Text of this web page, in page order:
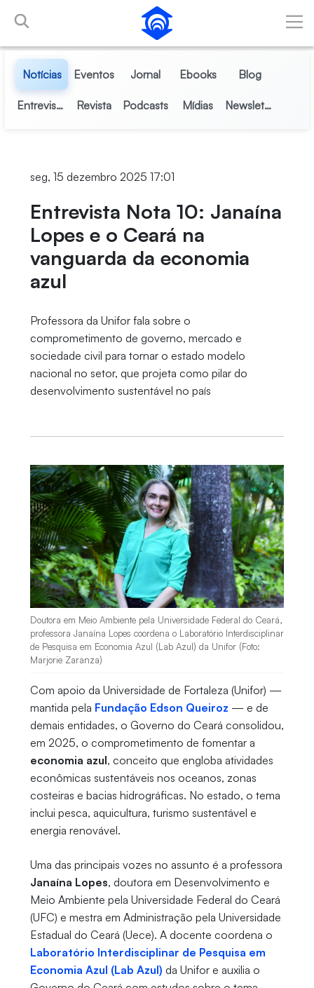
Pular para o Conteúdo principal
Notícias Eventos Jornal Ebooks Blog
Entrevistas Revista Podcasts Mídias Newsletter
seg, 15 dezembro 2025 17:01
Entrevista Nota 10: Janaína
Lopes e o Ceará na
vanguarda da economia
azul
Professora da Unifor fala sobre o
comprometimento de governo, mercado e
sociedade civil para tornar o estado modelo
nacional no setor, que projeta como pilar do
desenvolvimento sustentável no país
Doutora em Meio Ambiente pela Universidade Federal do Ceará,
professora Janaína Lopes coordena o Laboratório Interdisciplinar
de Pesquisa em Economia Azul (Lab Azul) da Unifor (Foto:
Marjorie Zaranza)
Com apoio da Universidade de Fortaleza (Unifor) —
mantida pela Fundação Edson Queiroz — e de
demais entidades, o Governo do Ceará consolidou,
em 2025, o comprometimento de fomentar a
economia azul, conceito que engloba atividades
econômicas sustentáveis nos oceanos, zonas
costeiras e bacias hidrográficas. No estado, o tema
inclui pesca, aquicultura, turismo sustentável e
energia renovável.
Uma das principais vozes no assunto é a professora
Janaína Lopes, doutora em Desenvolvimento e
Meio Ambiente pela Universidade Federal do Ceará
(UFC) e mestra em Administração pela Universidade
Estadual do Ceará (Uece). A docente coordena o
Laboratório Interdisciplinar de Pesquisa em
Economia Azul (Lab Azul) da Unifor e auxilia o